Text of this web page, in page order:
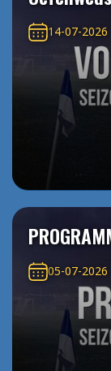
14-07-2026
05-07-2026